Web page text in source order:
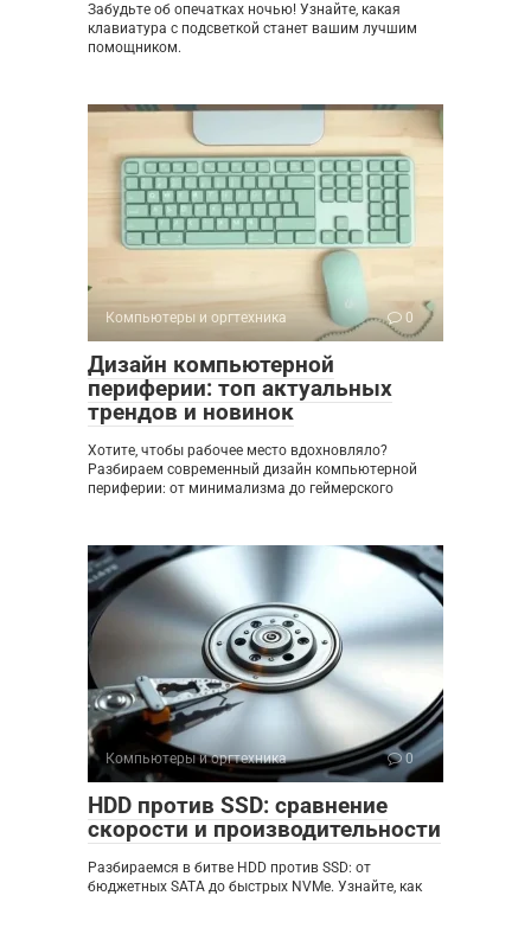
Забудьте об опечатках ночью! Узнайте, какая
клавиатура с подсветкой станет вашим лучшим
помощником.
Компьютеры и оргтехника 0
Дизайн компьютерной
периферии: топ актуальных
трендов и новинок
Хотите, чтобы рабочее место вдохновляло?
Разбираем современный дизайн компьютерной
периферии: от минимализма до геймерского
Компьютеры и оргтехника 0
HDD против SSD: сравнение
скорости и производительности
Разбираемся в битве HDD против SSD: от
бюджетных SATA до быстрых NVMe. Узнайте, как